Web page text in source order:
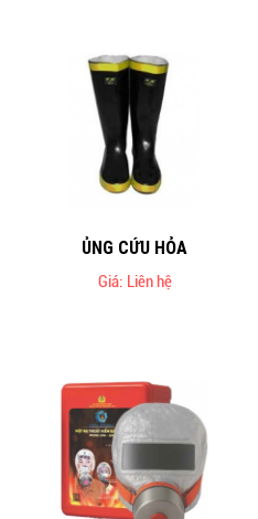
ỦNG CỨU HỎA
Giá: Liên hệ